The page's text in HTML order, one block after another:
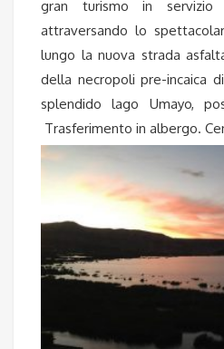
gran turismo in servizio
attraversando lo
lungo la nuova strada
della necropoli pre-incaica
splendido lago Umayo,
Trasferimento in albergo.